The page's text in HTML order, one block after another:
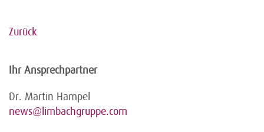
Zurück
Ihr Ansprechpartner
Dr. Martin Hampel
news@limbachgruppe.com